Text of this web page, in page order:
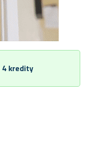
4 kredity